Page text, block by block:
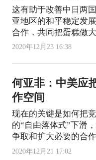
这有助于改善中日两
亚地区的和平稳定发
合作，共同把蛋糕做
2020年12月23 16:38
何亚非：中美应
作空间
现在的关键是如何把
的“自由落体式”下滑
争取和扩大必要的合
2020年12月21 17:02